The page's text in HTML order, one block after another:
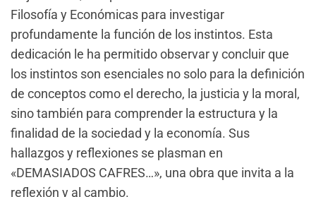
Filosofía y Económicas para investigar
profundamente la función de los instintos. Esta
dedicación le ha permitido observar y concluir que
los instintos son esenciales no solo para la definición
de conceptos como el derecho, la justicia y la moral,
sino también para comprender la estructura y la
finalidad de la sociedad y la economía. Sus
hallazgos y reflexiones se plasman en
«DEMASIADOS CAFRES…», una obra que invita a la
reflexión y al cambio.